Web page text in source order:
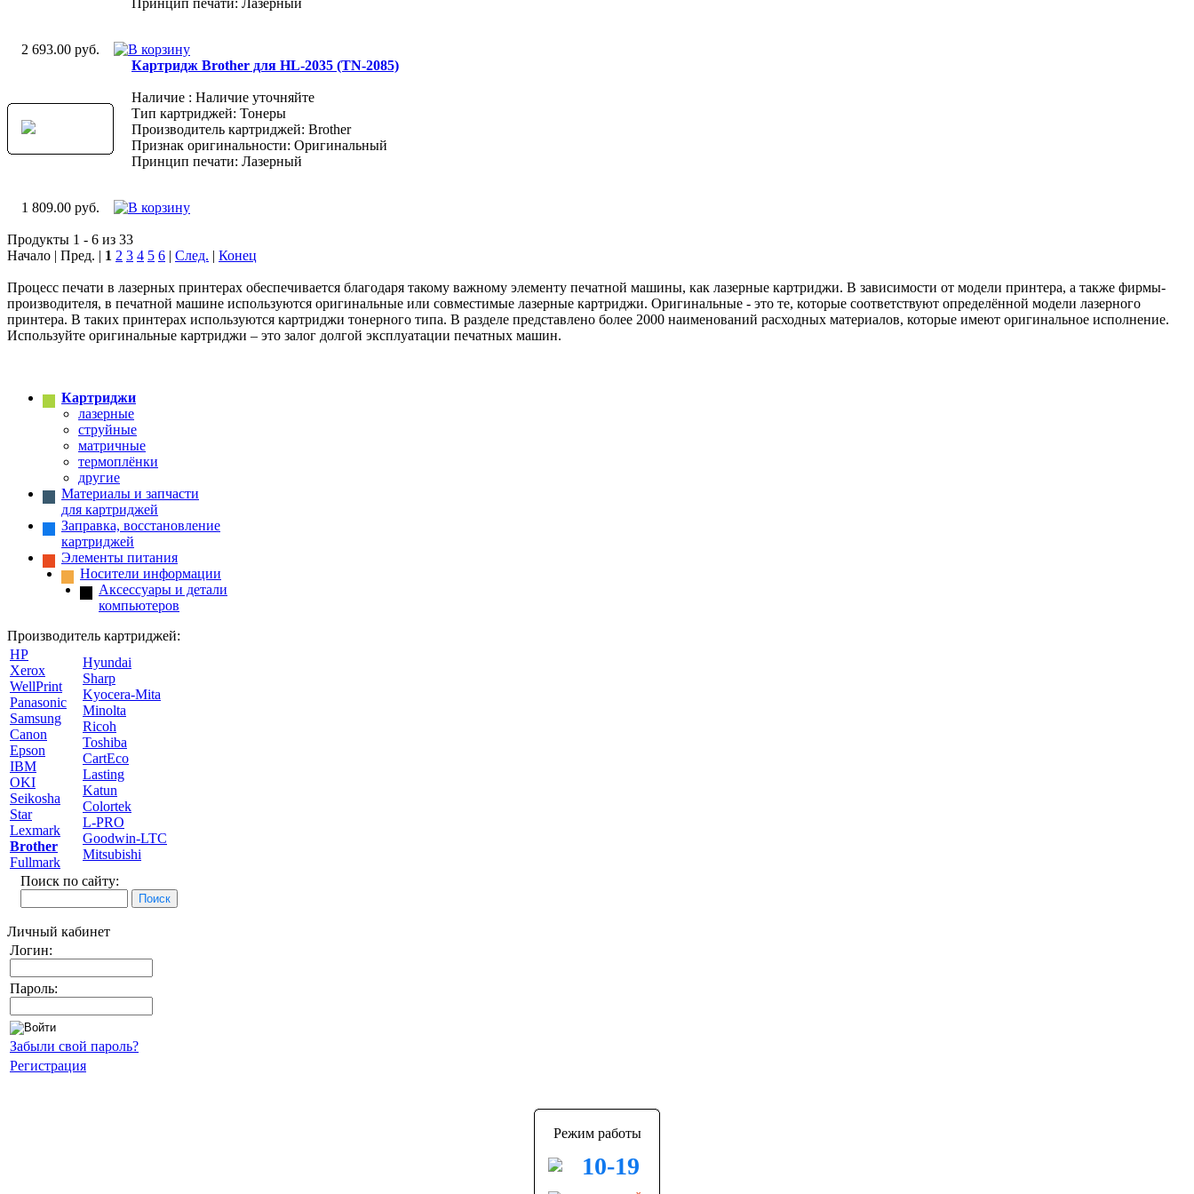
2 693.00 руб.
Картридж Brother для HL-2035 (TN-2085)
Наличие : Наличие уточняйте
Тип картриджей: Тонеры
Производитель картриджей: Brother
Признак оригинальности: Оригинальный
Принцип печати: Лазерный
1 809.00 руб.
Продукты 1 - 6 из 33
Начало | Пред. | 1 2 3 4 5 6 | След. | Конец
Процесс печати в лазерных принтерах обеспечивается благодаря такому важному элементу печатной машины, как лазерные картриджи. В зависимости от модели принтера, а также фирмы-
производителя, в печатной машине используются оригинальные или совместимые лазерные картриджи. Оригинальные - это те, которые соответствуют определённой модели лазерного
принтера. В таких принтерах используются картриджи тонерного типа. В разделе представлено более 2000 наименований расходных материалов, которые имеют оригинальное исполнение.
Используйте оригинальные картриджи – это залог долгой эксплуатации печатных машин.
Картриджи
лазерные
струйные
матричные
термоплёнки
другие
Материалы и запчасти
для картриджей
Заправка, восстановление
картриджей
Элементы питания
Носители информации
Аксессуары и детали
компьютеров
Производитель картриджей:
HP
Xerox
WellPrint
Panasonic
Samsung
Canon
Epson
IBM
OKI
Seikosha
Star
Lexmark
Brother
Fullmark
Hyundai
Sharp
Kyocera-Mita
Minolta
Ricoh
Toshiba
CartEco
Lasting
Katun
Colortek
L-PRO
Goodwin-LTC
Mitsubishi
Поиск по сайту:
Личный кабинет
Логин:
Пароль:
Забыли свой пароль?
Регистрация
Режим работы
10-19